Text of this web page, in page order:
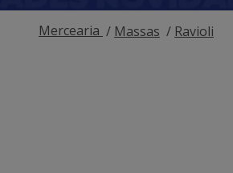
Mercearia Massas Ravioli